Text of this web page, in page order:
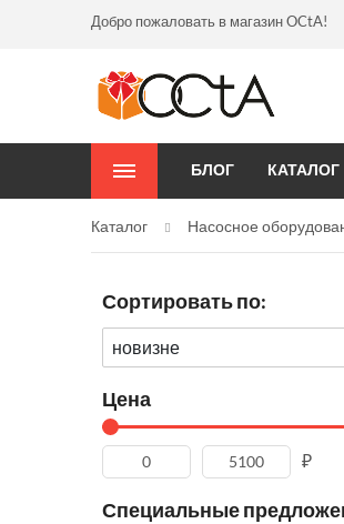
Добро пожаловать в магазин OCtA!
БЛОГ КАТАЛОГ
Каталог Насосное
Сортировать по:
новизне
Цена
₽
Специальные